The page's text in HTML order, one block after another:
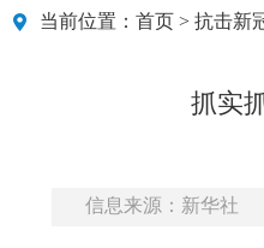
当前位置： 首页 > 抗击新
抓实
信息来源：新华社